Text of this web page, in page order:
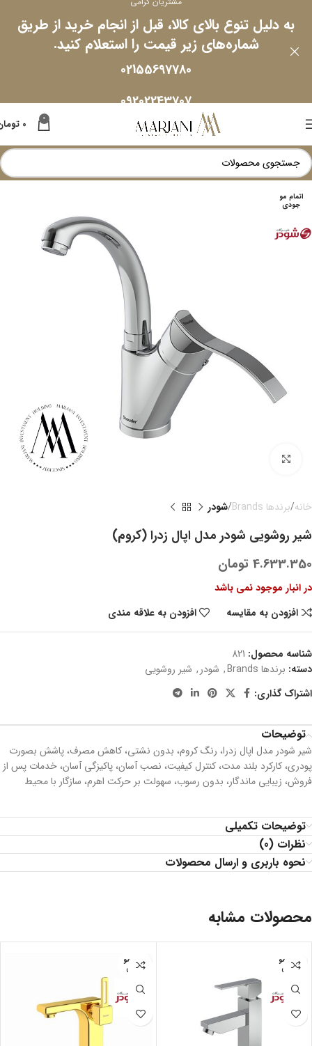
0
0
اتمام مو
جودی
خانه برندها Brands شودر
شیر روشویی شودر مدل اپال زدرا (کروم)
4.633.350 تومان
در انبار موجود نمی باشد
افزودن به مقایسه
افزودن به علاقه مندی
شناسه محصول: 821
دسته: برندها Brands , شودر, شیر روشویی
اشتراک گذاری:
توضیحات
شیر شودر مدل اپال زدرا، رنگ کروم، بدون نشتي، کاهش مصرف، پاشش بصورت
پودری، کارکرد بلند مدت، كنترل كيفيت، نصب آسان، پاکیزگی آسان، خدمات پس از
فروش، زیبایی ماندگار، بدون رسوب، سهولت بر حرکت اهرم، سازگار با محیط
توضیحات تکمیلی
نظرات (0)
نحوه باربری و ارسال محصولات
محصولات مشابه
اتمام مو
جودی
اتمام مو
جودی
به دلیل تنوع بالای کالا، قبل از انجام خرید از طریق
شماره‌های زیر قیمت را استعلام کنید.
02155697780
09202243707